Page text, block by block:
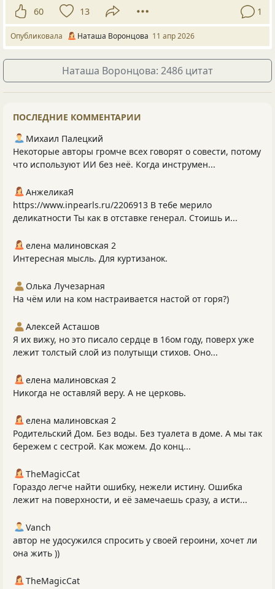
60 13 1
Опубликовала Наташа Воронцова 11 апр 2026
Наташа Воронцова: 2486 цитат
ПОСЛЕДНИЕ КОММЕНТАРИИ
Михаил Палецкий
Некоторые авторы громче всех говорят о совести, потому
что используют ИИ без неё. Когда инструмен...
АнжеликаЯ
https://www.inpearls.ru/2206913 В тебе мерило
деликатности Ты как в отставке генерал. Стоишь и...
елена малиновская 2
Интересная мысль. Для куртизанок.
Олька Лучезарная
На чём или на ком настраивается настой от горя?)
Алексей Асташов
Я их вижу, но это писало сердце в 16ом году, поверх уже
лежит толстый слой из полутыщи стихов. Оно...
елена малиновская 2
Никогда не оставляй веру. А не церковь.
елена малиновская 2
Родительский Дом. Без воды. Без туалета в доме. А мы так
бережем с сестрой. Как можем. До конц...
TheMagicCat
Гораздо легче найти ошибку, нежели истину. Ошибка
лежит на поверхности, и её замечаешь сразу, а исти...
Vanch
автор не удосужился спросить у своей героини, хочет ли
она жить ))
TheMagicCat